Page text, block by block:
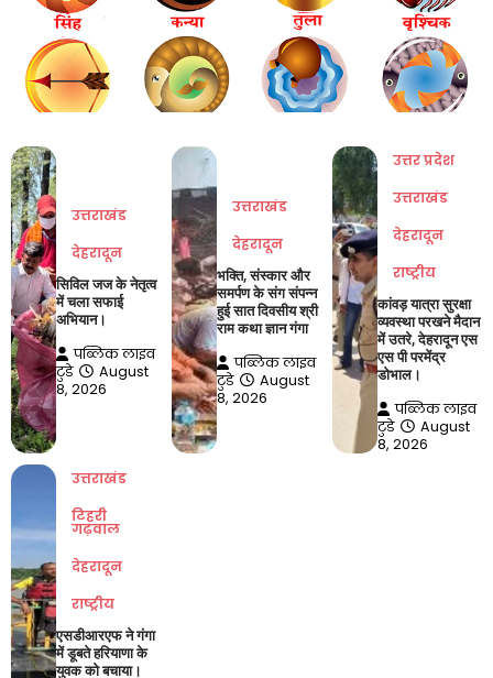
उत्तराखंड
देहरादून
सिविल जज के नेतृत्व
में चला सफाई
अभियान।
पब्लिक लाइव
टुडे
August
8, 2026
उत्तराखंड
देहरादून
भक्ति, संस्कार और
समर्पण के संग संपन्न
हुई सात दिवसीय श्री
राम कथा ज्ञान गंगा
पब्लिक लाइव
टुडे
August
8, 2026
उत्तर प्रदेश
उत्तराखंड
देहरादून
राष्ट्रीय
कांवड़ यात्रा सुरक्षा
व्यवस्था परखने मैदान
में उतरे, देहरादून एस
एस पी परमेंद्र
डोभाल।
पब्लिक लाइव
टुडे
August
8, 2026
उत्तराखंड
टिहरी
गढ़वाल
देहरादून
राष्ट्रीय
एसडीआरएफ ने गंगा
में डूबते हरियाणा के
युवक को बचाया।